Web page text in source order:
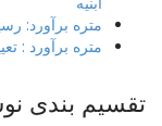
متره برآورد:
متره برآورد :
تقسیم بندی